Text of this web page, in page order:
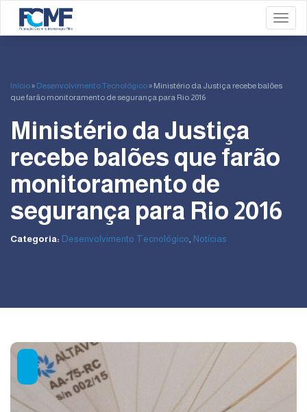
Início» Desenvolvimento Tecnológico» Ministério da Justiça recebe balões
que farão monitoramento de segurança para Rio 2016
Ministério da Justiça
recebe balões que farão
monitoramento de
segurança para Rio 2016
Categoria: Desenvolvimento Tecnológico, Notícias